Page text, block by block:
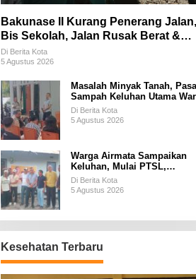
Bakunase II Kurang Penerang Jalan,
Bis Sekolah, Jalan Rusak Berat &
Susah Pupuk Subsidi
Di Berita Kota
5 Agustus 2026
Masalah Minyak Tanah,
Sampah Keluhan Utama
Airnona
Di Berita Kota
5 Agustus 2026
Warga Airmata Sampaikan
Keluhan, Mulai PTSL,
Ketersediaan Minyak Tanah &
Lahan Pemakaman
Di Berita Kota
5 Agustus 2026
Kesehatan Terbaru